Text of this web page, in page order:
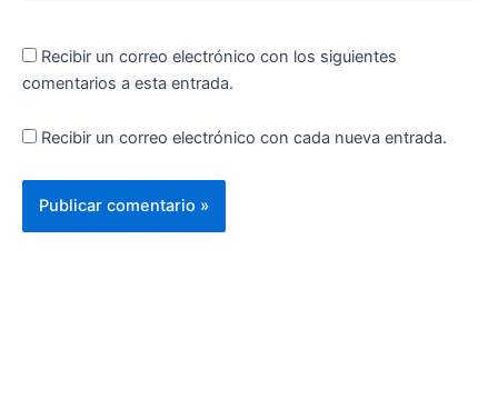
Recibir un correo electrónico con los siguientes
comentarios a esta entrada.
Recibir un correo electrónico con cada nueva entrada.